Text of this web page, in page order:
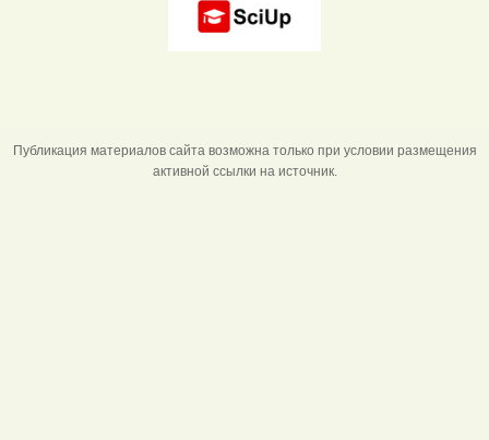
Публикация материалов сайта возможна только при условии размещения
активной ссылки на источник.